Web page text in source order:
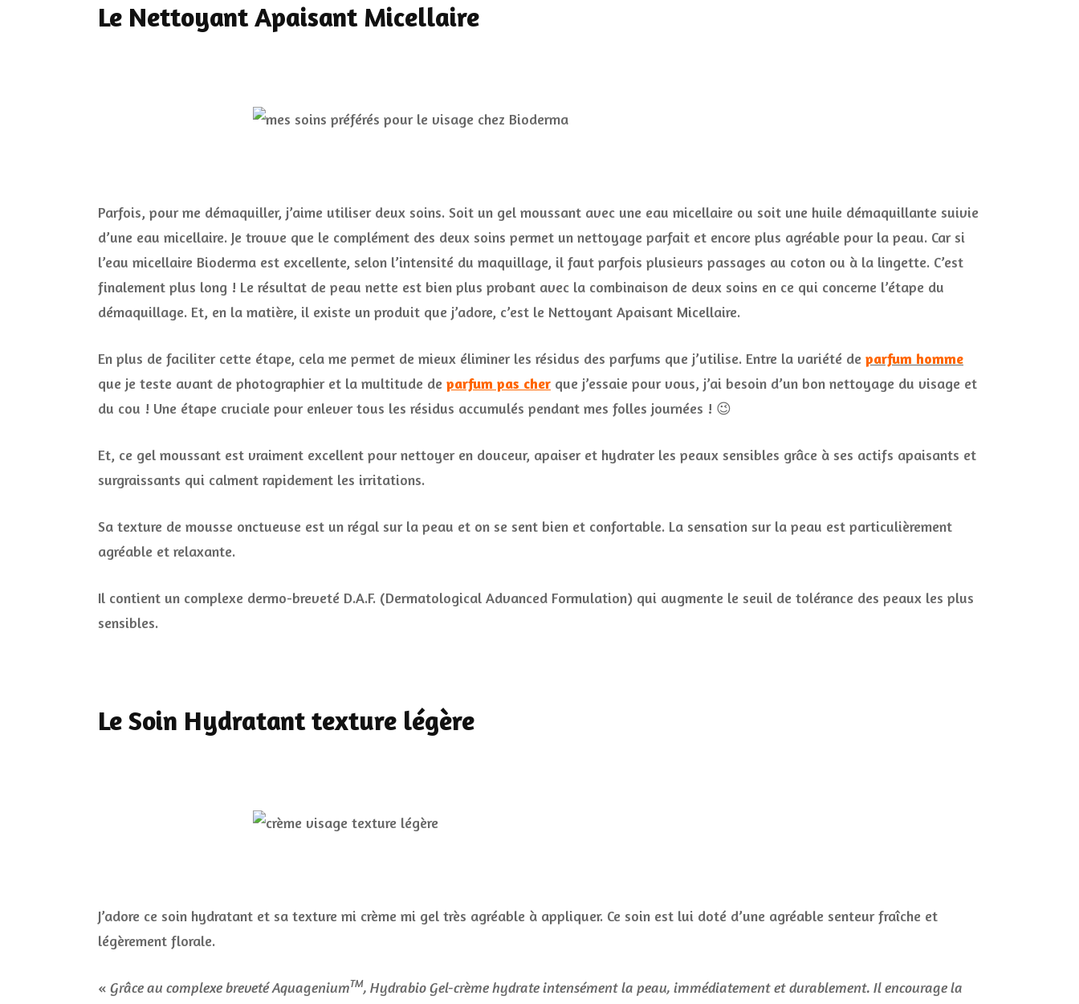
Le Nettoyant Apaisant Micellaire
Parfois, pour me démaquiller, j’aime utiliser deux soins. Soit un gel moussant avec une eau micellaire ou soit une huile démaquillante suivie
d’une eau micellaire. Je trouve que le complément des deux soins permet un nettoyage parfait et encore plus agréable pour la peau. Car si
l’eau micellaire Bioderma est excellente, selon l’intensité du maquillage, il faut parfois plusieurs passages au coton ou à la lingette. C’est
finalement plus long ! Le résultat de peau nette est bien plus probant avec la combinaison de deux soins en ce qui concerne l’étape du
démaquillage. Et, en la matière, il existe un produit que j’adore, c’est le Nettoyant Apaisant Micellaire.
En plus de faciliter cette étape, cela me permet de mieux éliminer les résidus des parfums que j’utilise. Entre la variété de parfum homme
que je teste avant de photographier et la multitude de parfum pas cher que j’essaie pour vous, j’ai besoin d’un bon nettoyage du visage et
du cou ! Une étape cruciale pour enlever tous les résidus accumulés pendant mes folles journées ! 😉
Et, ce gel moussant est vraiment excellent pour nettoyer en douceur, apaiser et hydrater les peaux sensibles grâce à ses actifs apaisants et
surgraissants qui calment rapidement les irritations.
Sa texture de mousse onctueuse est un régal sur la peau et on se sent bien et confortable. La sensation sur la peau est particulièrement
agréable et relaxante.
Il contient un complexe dermo-breveté D.A.F. (Dermatological Advanced Formulation) qui augmente le seuil de tolérance des peaux les plus
sensibles.
Le Soin Hydratant texture légère
J’adore ce soin hydratant et sa texture mi crème mi gel très agréable à appliquer. Ce soin est lui doté d’une agréable senteur fraîche et
légèrement florale.
« Grâce au complexe breveté AquageniumTM, Hydrabio Gel-crème hydrate intensément la peau, immédiatement et durablement. Il encourage la